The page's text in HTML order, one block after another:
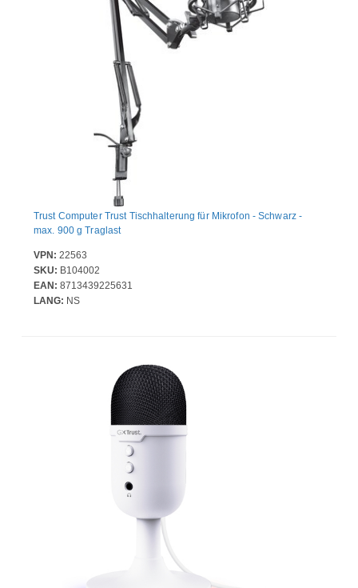
Trust Computer Trust Tischhalterung für Mikrofon - Schwarz -
max. 900 g Traglast
VPN: 22563
SKU: B104002
EAN: 8713439225631
LANG: NS